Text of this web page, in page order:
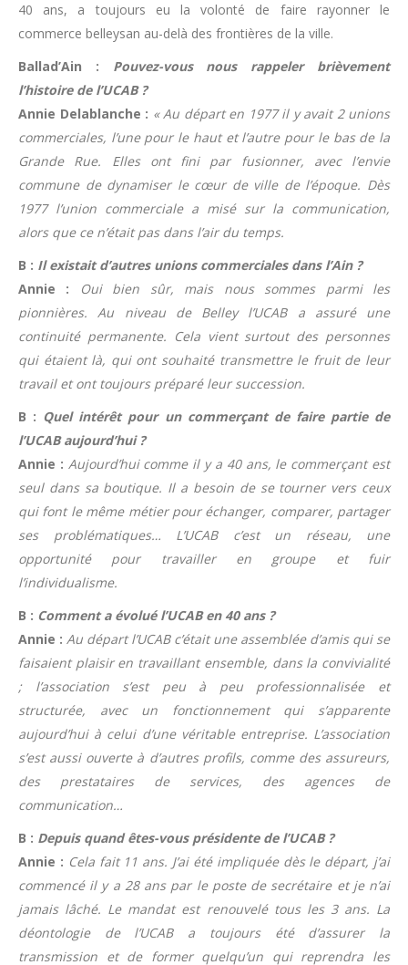
40 ans, a toujours eu la volonté de faire rayonner le
commerce belleysan au-delà des frontières de la ville.
Ballad’Ain : Pouvez-vous nous rappeler brièvement
l’histoire de l’UCAB ?
Annie Delablanche : « Au départ en 1977 il y avait 2 unions
commerciales, l’une pour le haut et l’autre pour le bas de la
Grande Rue. Elles ont fini par fusionner, avec l’envie
commune de dynamiser le cœur de ville de l’époque. Dès
1977 l’union commerciale a misé sur la communication,
alors que ce n’était pas dans l’air du temps.
B : Il existait d’autres unions commerciales dans l’Ain ?
Annie :
Oui bien sûr, mais nous sommes parmi les
pionnières. Au niveau de Belley l’UCAB a assuré une
continuité permanente. Cela vient surtout des personnes
qui étaient là, qui ont souhaité transmettre le fruit de leur
travail et ont toujours préparé leur succession.
B : Quel intérêt pour un commerçant de faire partie de
l’UCAB aujourd’hui ?
Annie : Aujourd’hui comme il y a 40 ans, le commerçant est
seul dans sa boutique. Il a besoin de se tourner vers ceux
qui font le même métier pour échanger, comparer, partager
ses problématiques… L’UCAB c’est un réseau, une
opportunité pour travailler en groupe et fuir
l’individualisme.
B : Comment a évolué l’UCAB en 40 ans ?
Annie : Au départ l’UCAB c’était une assemblée d’amis qui se
faisaient plaisir en travaillant ensemble, dans la convivialité
; l’association s’est peu à peu professionnalisée et
structurée, avec un fonctionnement qui s’apparente
aujourd’hui à celui d’une véritable entreprise. L’association
s’est aussi ouverte à d’autres profils, comme des assureurs,
des prestataires de services, des agences de
communication…
B : Depuis quand êtes-vous présidente de l’UCAB ?
Annie : Cela fait 11 ans. J’ai été impliquée dès le départ, j’ai
commencé il y a 28 ans par le poste de secrétaire et je n’ai
jamais lâché. Le mandat est renouvelé tous les 3 ans. La
déontologie de l’UCAB a toujours été d’assurer la
transmission et de former quelqu’un qui reprendra les